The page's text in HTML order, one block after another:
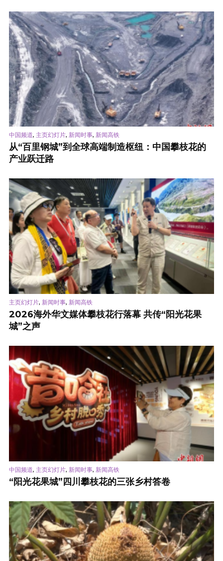
中国频道, 主页幻灯片, 新闻时事, 新闻高铁
从“百里钢城”到全球高端制造枢纽：中国攀枝花的
产业跃迁路
主页幻灯片, 新闻时事, 新闻高铁
2026海外华文媒体攀枝花行落幕 共传“阳光花果
城”之声
中国频道, 主页幻灯片, 新闻时事, 新闻高铁
“阳光花果城”四川攀枝花的三张乡村答卷